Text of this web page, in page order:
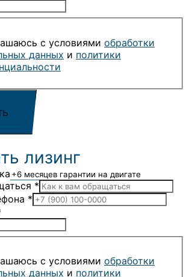
с условиями обработки
данных и политики
лизинг
*
*
с условиями обработки
данных и политики